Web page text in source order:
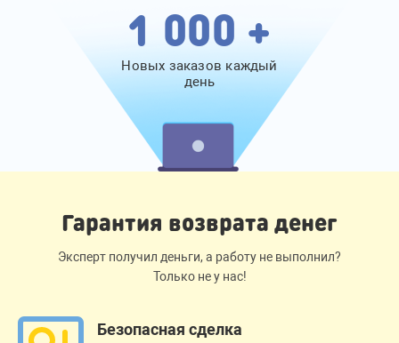
1 000 +
Новых заказов каждый
день
Гарантия возврата денег
Эксперт получил деньги, а работу не выполнил?
Только не у нас!
Безопасная сделка